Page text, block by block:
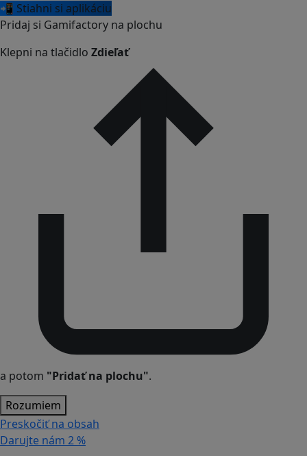
📲 Stiahni si aplikáciu
Pridaj si Gamifactory na plochu
Klepni na tlačidlo Zdieľať
a potom "Pridať na plochu".
Rozumiem
Preskočiť na obsah
Darujte nám 2 %